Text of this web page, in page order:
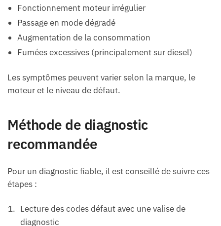
Fonctionnement moteur irrégulier
Passage en mode dégradé
Augmentation de la consommation
Fumées excessives (principalement sur diesel)
Les symptômes peuvent varier selon la marque, le
moteur et le niveau de défaut.
Méthode de diagnostic
recommandée
Pour un diagnostic fiable, il est conseillé de suivre ces
étapes :
Lecture des codes défaut avec une valise de
diagnostic